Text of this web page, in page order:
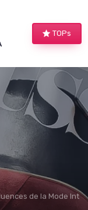
TOPs
de la Mode